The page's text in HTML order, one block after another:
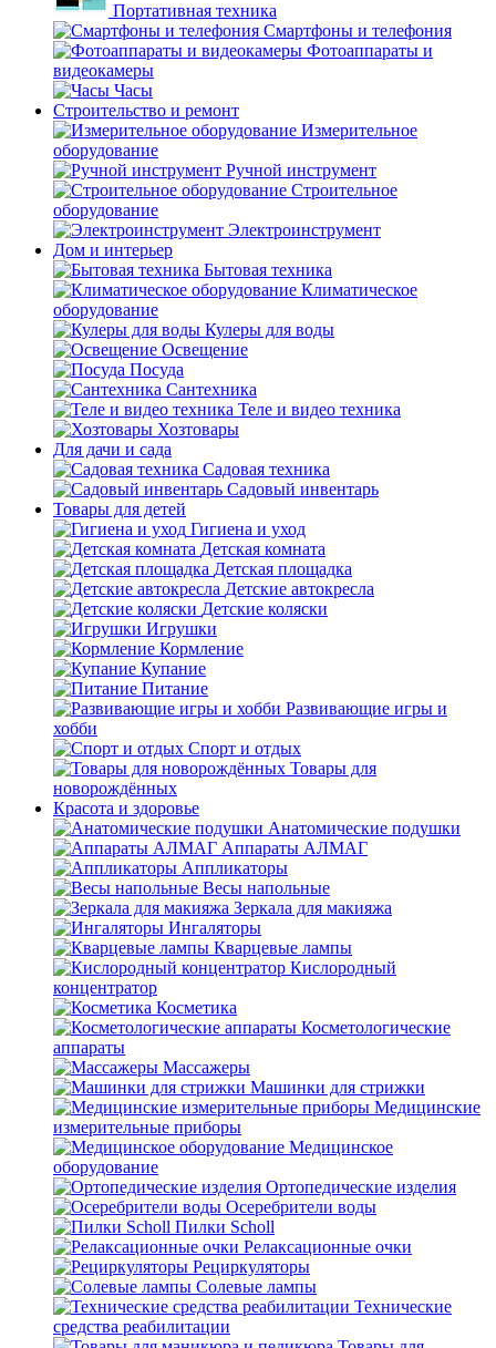
Портативная техника
Смартфоны и телефония
Фотоаппараты и
видеокамеры
Часы
Строительство и ремонт
Измерительное
оборудование
Ручной инструмент
Строительное
оборудование
Электроинструмент
Дом и интерьер
Бытовая техника
Климатическое
оборудование
Кулеры для воды
Освещение
Посуда
Сантехника
Теле и видео техника
Хозтовары
Для дачи и сада
Садовая техника
Садовый инвентарь
Товары для детей
Гигиена и уход
Детская комната
Детская площадка
Детские автокресла
Детские коляски
Игрушки
Кормление
Купание
Питание
Развивающие игры и
хобби
Спорт и отдых
Товары для
новорождённых
Красота и здоровье
Анатомические подушки
Аппараты АЛМАГ
Аппликаторы
Весы напольные
Зеркала для макияжа
Ингаляторы
Кварцевые лампы
Кислородный
концентратор
Косметика
Косметологические
аппараты
Массажеры
Машинки для стрижки
Медицинские
измерительные приборы
Медицинское
оборудование
Ортопедические изделия
Осеребрители воды
Пилки Scholl
Релаксационные очки
Рециркуляторы
Солевые лампы
Технические
средства реабилитации